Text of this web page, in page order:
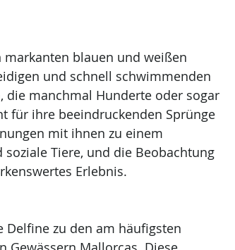
blauen und weißen
und schnell schwimmenden
manchmal Hunderte oder sogar
für ihre beeindruckenden Sprünge
mit ihnen zu einem
Tiere, und die Beobachtung
Erlebnis.
Delfine zu den am häufigsten